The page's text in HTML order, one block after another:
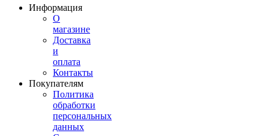
Информация
О
магазине
Доставка
и
оплата
Контакты
Покупателям
Политика
обработки
персональных
данных